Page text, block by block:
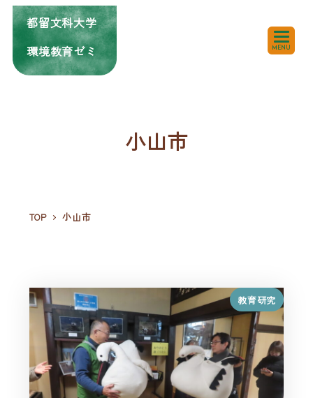
都留文科大学
環境教育ゼミ
MENU
小山市
TOP 小山市
教育研究